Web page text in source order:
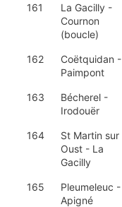
161
La Gacilly -
Cournon
(boucle)
162
Coëtquidan -
Paimpont
163
Bécherel -
Irodouër
164
St Martin sur
Oust - La
Gacilly
165
Pleumeleuc -
Apigné